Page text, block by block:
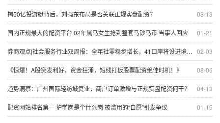
03-13
掏50亿投游艇背后，刘强东布局是否关联正规实盘配资？
01-21
国内正规最大的配资平台 02年属马女生抢到整套马钞马币 当事人回应
02-03
券商观点|社会服务行业双周报：全年社零稳步增长，41口岸将设进境免税店
08-06
《惊爆！A股突发利好，资金狂涌，短线打板股票配资绝佳时机！》
04-13
趋势洞察：广州国际轻纺城复业，商户订单激增与正规实盘配资何干？
01-15
配资网站排名第一 护学岗是个什么岗 被滥用的“自愿”引发争议